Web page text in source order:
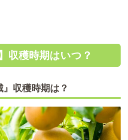
収穫時期はいつ？
収穫時期は？